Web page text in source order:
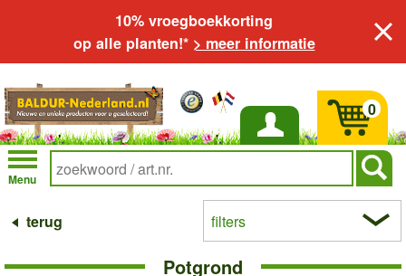
10% vroegboekkorting
op alle planten!* > meer informatie
Inloggen
Menu
0
terug filters
Potgrond